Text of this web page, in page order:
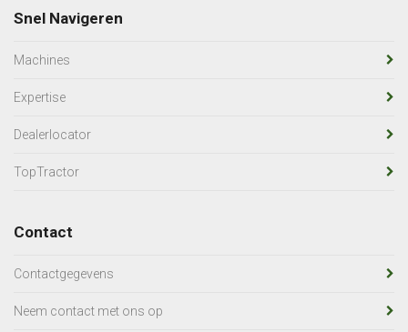
Snel Navigeren
Machines
Expertise
Dealerlocator
TopTractor
Contact
Contactgegevens
Neem contact met ons op